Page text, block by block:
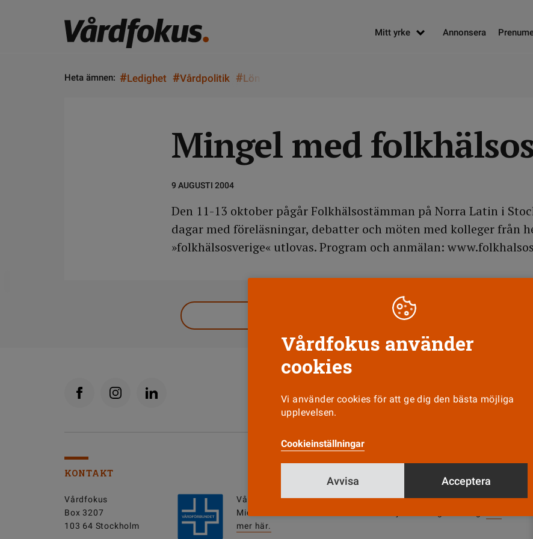
Mitt yrke Annonsera
Heta ämnen: #Ledighet #Vårdpolitik #Lön
Mingel med
9 AUGUSTI 2004
Den 11-13 oktober pågår Folkhälsostämman på Norra Latin i
dagar med föreläsningar, debatter och möten med kolleger från
»folkhälsosverige« utlovas. Program och anmälan:
Till Vårdfokus startsida
KONTAKT
Vårdfokus
Box 3207
103 64 Stockholm
Vårdfokus ges ut avVårdförbundetoch ansvarig utgivare är
Michelle Wahrolén. Vårdfokus har en självständig ställning.
mer här.
Vårdfokus använder
cookies
Vi använder cookies för att ge dig den bästa möjliga
upplevelsen.
Cookieinställningar
Avvisa Acceptera